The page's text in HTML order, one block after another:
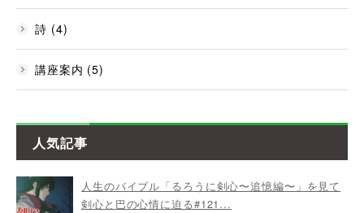
詩 (4)
講座案内 (5)
人気記事
人生のバイブル「るろうに剣心〜追憶編〜」を見て
剣心と巴の心情に迫る#121...